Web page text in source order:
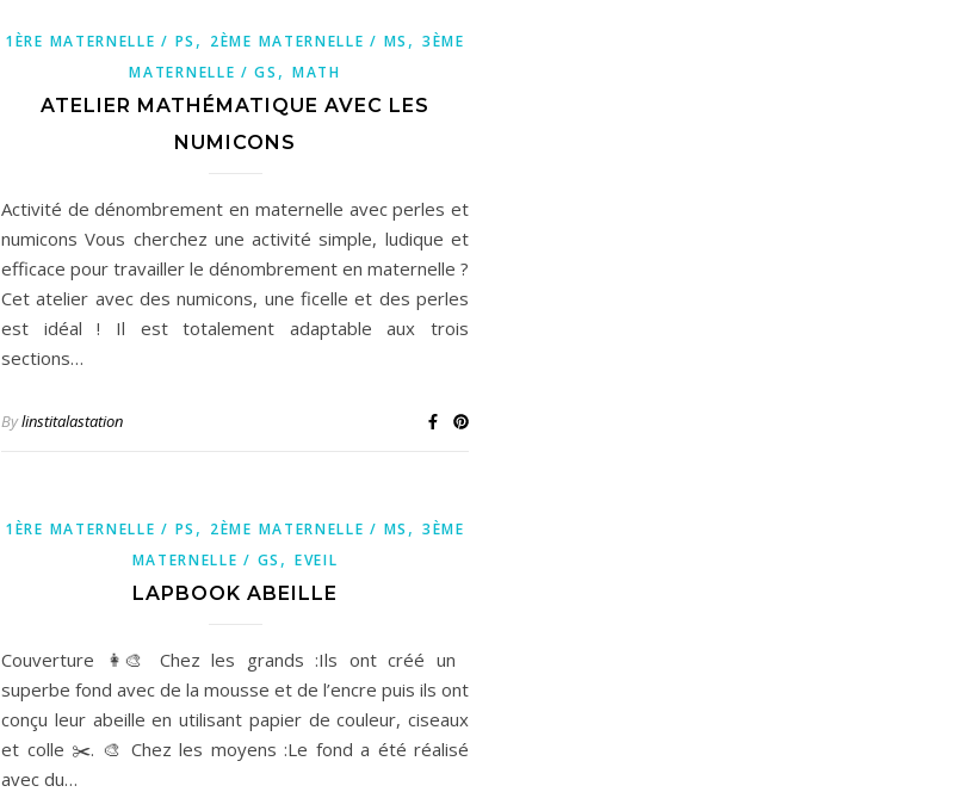
1ÈRE MATERNELLE / PS , 2ÈME MATERNELLE / MS ,3ÈME
MATERNELLE / GS , MATH
ATELIER MATHÉMATIQUE AVEC LES
NUMICONS
Activité de dénombrement en maternelle avec perles et
numicons Vous cherchez une activité simple, ludique et
efficace pour travailler le dénombrement en maternelle ?
Cet atelier avec des numicons, une ficelle et des perles
est idéal ! Il est totalement adaptable aux trois
sections…
Bylinstitalastation
1ÈRE MATERNELLE / PS , 2ÈME MATERNELLE / MS ,3ÈME
MATERNELLE / GS , EVEIL
LAPBOOK ABEILLE
Couverture 👩‍🎨 Chez les grands :Ils ont créé un
superbe fond avec de la mousse et de l’encre puis ils ont
conçu leur abeille en utilisant papier de couleur, ciseaux
et colle ✂️. 🎨 Chez les moyens :Le fond a été réalisé
avec du…